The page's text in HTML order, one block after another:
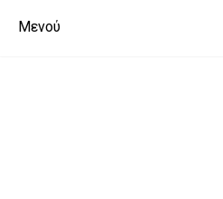
Μενού